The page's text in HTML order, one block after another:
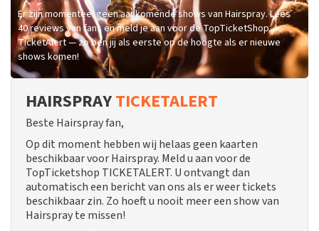
Er zijn momenteel geen aankomende shows van Hairspray. Lees
40 reviews van fans en meld je aan voor de TopTicketShop
TicketAlert — zo ben jij als eerste op de hoogte als er nieuwe
shows komen!
HAIRSPRAYTICKETALERT
Beste Hairspray fan,
Op dit moment hebben wij helaas geen kaarten
beschikbaar voor Hairspray. Meld u aan voor de
TopTicketshop TICKETALERT. U ontvangt dan
automatisch een bericht van ons als er weer tickets
beschikbaar zin. Zo hoeft u nooit meer een show van
Hairspray te missen!